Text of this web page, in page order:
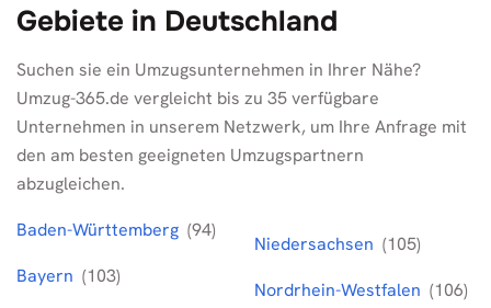
Gebiete in Deutschland
Suchen sie ein Umzugsunternehmen in Ihrer Nähe?
Umzug-365.de vergleicht bis zu 35 verfügbare
Unternehmen in unserem Netzwerk, um Ihre Anfrage mit
den am besten geeigneten Umzugspartnern
abzugleichen.
Baden-Württemberg (94)
Bayern (103)
Niedersachsen (105)
Nordrhein-Westfalen (106)